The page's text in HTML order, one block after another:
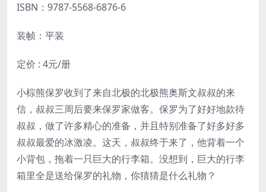
ISBN： 9787-5568-6876-6
装帧：平装
定价 : 4元/册
小棕熊保罗收到了来自北极的北极熊奥斯文叔叔的来
信，叔叔三周后要来保罗家做客。保罗为了好好地款待
叔叔，做了许多精心的准备，并且特别准备了好多好多
叔叔最爱的冰激凌。这天，叔叔终于来了，他背着一个
小背包，拖着一只巨大的行李箱。没想到，巨大的行李
箱里全是送给保罗的礼物，你猜猜是什么礼物？